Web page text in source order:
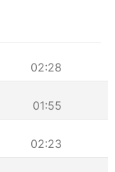
02:28
01:55
02:23